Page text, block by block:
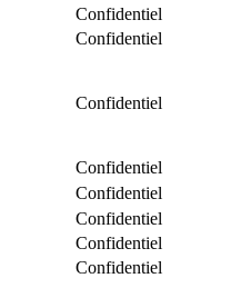
Confidentiel
Confidentiel
Confidentiel
Confidentiel
Confidentiel
Confidentiel
Confidentiel
Confidentiel